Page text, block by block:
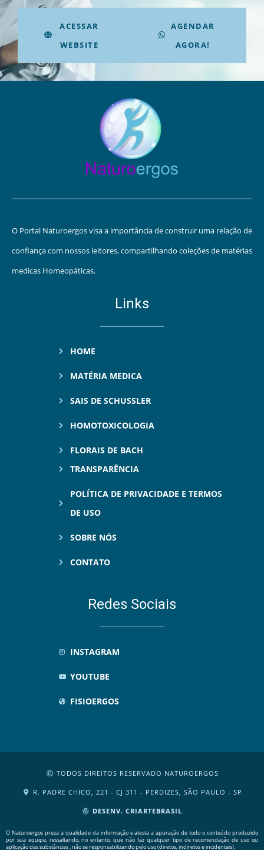
ACESSAR
WEBSITE
AGENDAR
AGORA!
O Portal Naturoergos visa a importância de construir uma relação de
confiança com nossos leitores, compartilhando coleções de matérias
medicas Homeopáticas.
Links
HOME
MATÉRIA MEDICA
SAIS DE SCHUSSLER
HOMOTOXICOLOGIA
FLORAIS DE BACH
TRANSPARÊNCIA
POLÍTICA DE PRIVACIDADE E TERMOS
DE USO
SOBRE NÓS
CONTATO
Redes Sociais
INSTAGRAM
YOUTUBE
FISIOERGOS
TODOS DIREITOS RESERVADO NATUROERGOS
R. PADRE CHICO, 221 - CJ 311 - PERDIZES, SÃO PAULO - SP
DESENV. CRIARTEBRASIL
O Naturoergos preza a qualidade da informação e atesta a apuração de todo o conteúdo produzido
por sua equipe, ressaltando, no entanto, que não faz qualquer tipo de recomendação de uso ou
aplicação das substâncias , não se responsabilizando pelo uso (diretos, indiretos e incidentais).